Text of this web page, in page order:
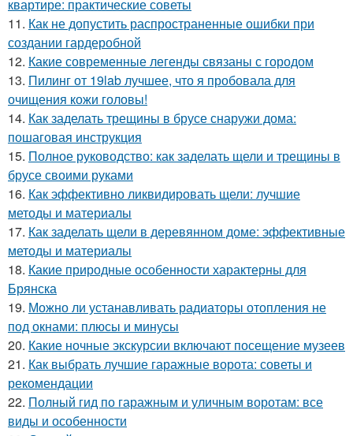
квартире: практические советы
11. Как не допустить распространенные ошибки при
создании гардеробной
12. Какие современные легенды связаны с городом
13. Пилинг от 19lab лучшее, что я пробовала для
очищения кожи головы!
14. Как заделать трещины в брусе снаружи дома:
пошаговая инструкция
15. Полное руководство: как заделать щели и трещины в
брусе своими руками
16. Как эффективно ликвидировать щели: лучшие
методы и материалы
17. Как заделать щели в деревянном доме: эффективные
методы и материалы
18. Какие природные особенности характерны для
Брянска
19. Можно ли устанавливать радиаторы отопления не
под окнами: плюсы и минусы
20. Какие ночные экскурсии включают посещение музеев
21. Как выбрать лучшие гаражные ворота: советы и
рекомендации
22. Полный гид по гаражным и уличным воротам: все
виды и особенности